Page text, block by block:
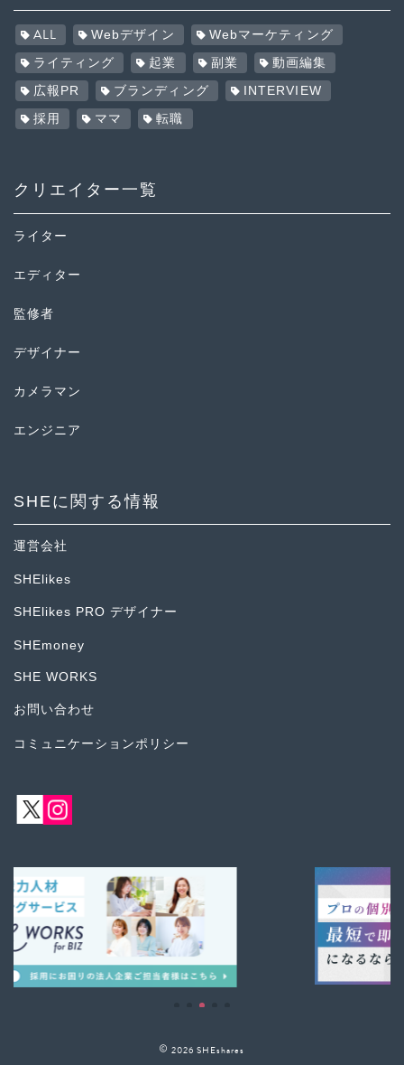
ALL Webデザイン Webマーケティング
ライティング 起業 副業 動画編集
広報PR ブランディング INTERVIEW
採用 ママ 転職
クリエイター一覧
ライター
エディター
監修者
デザイナー
カメラマン
エンジニア
SHEに関する情報
運営会社
SHElikes
SHElikes PRO デザイナー
SHEmoney
SHE WORKS
お問い合わせ
コミュニケーションポリシー
2026 SHEshares